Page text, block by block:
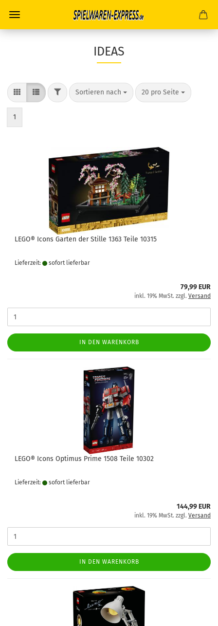
IDEAS
FILTERSortieren nach
Sortieren nach 20 pro Seite
pro Seite
1
LEGO® Icons Garten der Stille 1363 Teile 10315
Lieferzeit: sofort lie­fer­bar
79,99 EUR
inkl. 19% MwSt. zzgl. Versand
IN DEN WARENKORB
LEGO® Icons Optimus Prime 1508 Teile 10302
Lieferzeit: sofort lie­fer­bar
144,99 EUR
inkl. 19% MwSt. zzgl. Versand
IN DEN WARENKORB